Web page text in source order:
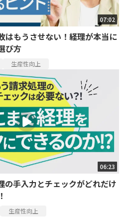
07:02
はもうさせない！経理が本当に
び方
生産性向上
06:23
の手入力とチェックがどれだけ
生産性向上